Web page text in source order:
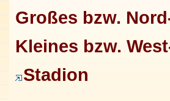
Großes bzw.
Kleines bzw.
Stadion